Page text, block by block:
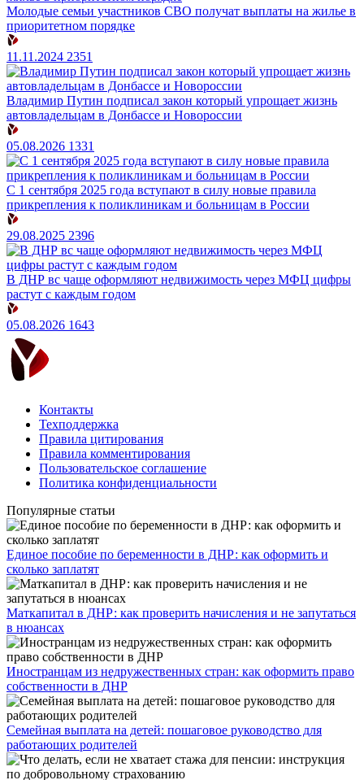
Молодые семьи участников СВО получат выплаты на жилье в
приоритетном порядке
11.11.2024 2351
Владимир Путин подписал закон который упрощает жизнь
автовладельцам в Донбассе и Новороссии
05.08.2026 1331
С 1 сентября 2025 года вступают в силу новые правила
прикрепления к поликлиникам и больницам в России
29.08.2025 2396
В ДНР вс чаще оформляют недвижимость через МФЦ цифры
растут с каждым годом
05.08.2026 1643
Контакты
Техподдержка
Правила цитирования
Правила комментирования
Пользовательское соглашение
Политика конфиденциальности
Популярные статьи
Единое пособие по беременности в ДНР: как оформить и
сколько заплатят
​Маткапитал в ДНР: как проверить начисления и не запутаться
в нюансах
Иностранцам из недружественных стран: как оформить право
собственности в ДНР
Семейная выплата на детей: пошаговое руководство для
работающих родителей